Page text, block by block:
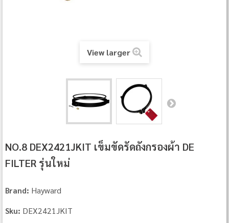
View larger
NO.8 DEX2421JKIT เข็มขัดรัดถังกรองผ้า DE
FILTER รุ่นใหม่
Brand: Hayward
Sku: DEX2421JKIT